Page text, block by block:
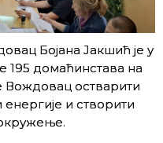
Бојана Јакшић је у
195 домаћинстава на
Вождовац остварити
и створити